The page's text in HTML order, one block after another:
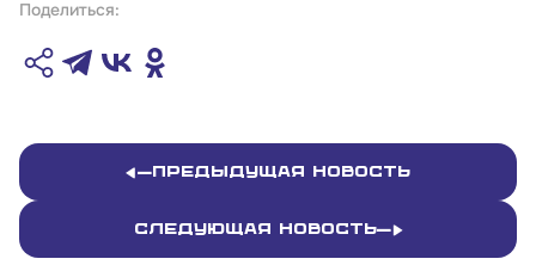
8 800 100-11-00
Время работы:
Почтовый адрес:
Поделиться:
Предыдущая новость
Следующая новость